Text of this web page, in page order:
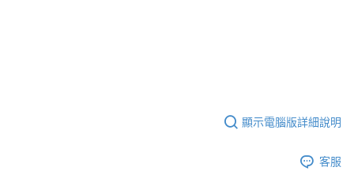
顯示電腦版詳細說明
客服